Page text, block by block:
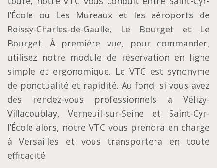
l’École ou Les Mureaux et les aéroports de
Roissy-Charles-de-Gaulle, Le Bourget et Le
Bourget. À première vue, pour commander,
utilisez notre module de réservation en ligne
simple et ergonomique. Le VTC est synonyme
de ponctualité et rapidité. Au fond, si vous avez
des rendez-vous professionnels à Vélizy-
Villacoublay, Verneuil-sur-Seine et Saint-Cyr-
l’École alors, notre VTC vous prendra en charge
à Versailles et vous transportera en toute
efficacité.